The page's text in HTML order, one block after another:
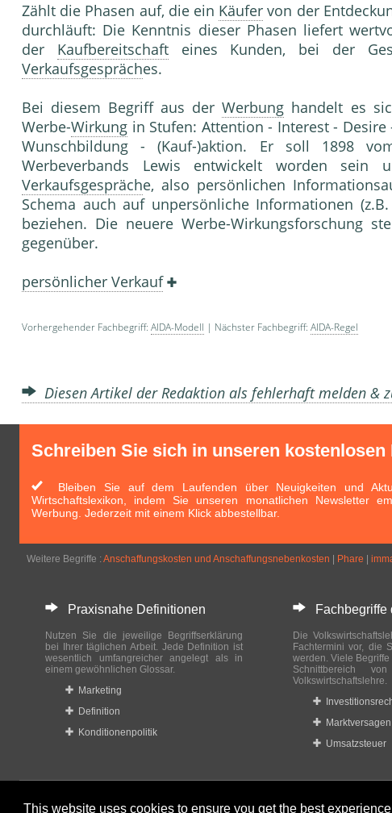
This website uses cookies to ensure you get the best
Zählt die Phasen auf, die ein Käufer von der
durchläuft: Die Kenntnis dieser Phasen liefert
der Kaufbereitschafteines Kunden, bei der
Verkaufsgespräches.
Bei diesem Begriff aus derWerbung handelt es
Werbe-Wirkung in Stufen: Attention - Interest -
Wunschbildung - (Kauf-)aktion. Er soll 1898
Werbeverbands Lewis entwickelt worden sein
Verkaufsgespräche, also persönlichen
Schema auch auf unpersönliche Informationen
beziehen. Die neuere Werbe-Wirkungsforschung
gegenüber.
persönlicher Verkauf
Vorhergehender Fachbegriff: AIDA-Modell | Nächster Fachbegriff: AIDA-Regel
Diesen Artikel der Redaktion als fehlerhaft melden &
Schreiben Sie sich in unseren kostenlosen
Bleiben Sie auf dem Laufenden über Neuigkeiten und
Wirtschaftslexikon, indem Sie unseren monatlichen Newsletter
Werbung. Jederzeit mit einem Klick abbestellbar.
Weitere Begriffe : Anschaffungskosten und Anschaffungsnebenkosten Phare
Praxisnahe Definitionen
Nutzen Sie die jeweilige Begriffserklärung
bei Ihrer täglichen Arbeit. Jede Definition ist
wesentlich umfangreicher angelegt als in
einem gewöhnlichen Glossar.
Marketing
Definition
Konditionenpolitik
Fachbegriffe
Die
Fachtermini vor, die
werden. Viele
Schnittbereich
Volkswirtschaftslehre.
Marktversagen
Umsatzsteuer